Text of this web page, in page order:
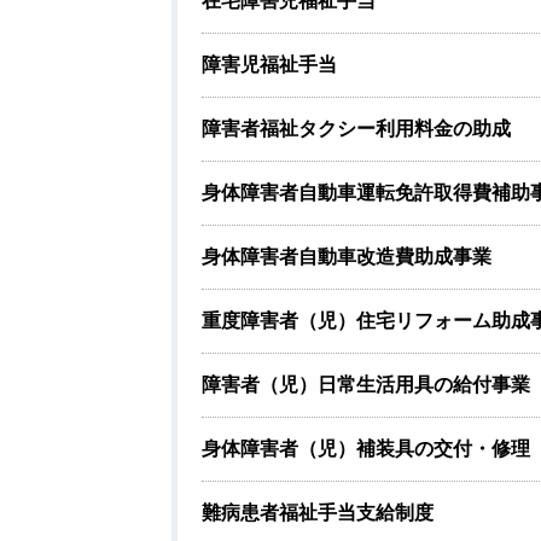
障害児福祉手当
障害者福祉タクシー利用料金の助成
身体障害者自動車運転免許取得費補助
身体障害者自動車改造費助成事業
重度障害者（児）住宅リフォーム助成
障害者（児）日常生活用具の給付事業
身体障害者（児）補装具の交付・修理
難病患者福祉手当支給制度